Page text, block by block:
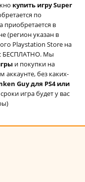
купить игру Super
по
приобретается в
(регион указан в
Playstation Store на
БЕСПЛАТНО. Мы
и покупки на
аккаунте, без каких-
Guy для PS4 или
игра будет у вас